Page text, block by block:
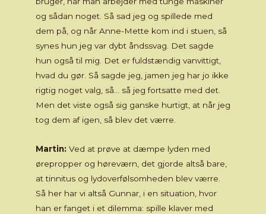
og sådan noget. Så sad jeg og spillede med
dem på, og når Anne-Mette kom ind i stuen, så
synes hun jeg var dybt åndssvag. Det sagde
hun også til mig. Det er fuldstændig vanvittigt,
hvad du gør. Så sagde jeg, jamen jeg har jo ikke
rigtig noget valg, så… så jeg fortsatte med det.
Men det viste også sig ganske hurtigt, at når jeg
tog dem af igen, så blev det værre.
Martin: Ved at prøve at dæmpe lyden med
ørepropper og høreværn, det gjorde altså bare,
at tinnitus og lydoverfølsomheden blev værre.
Så her har vi altså Gunnar, i en situation, hvor
han er fanget i et dilemma: spille klaver med